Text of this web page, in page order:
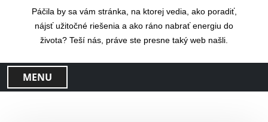
Páčila by sa vám stránka, na ktorej vedia, ako poradiť,
nájsť užitočné riešenia a ako ráno nabrať energiu do
života? Teší nás, práve ste presne taký web našli.
MENU